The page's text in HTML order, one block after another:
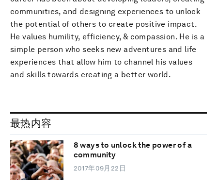
communities, and designing experiences to unlock
the potential of others to create positive impact.
He values humility, efficiency, & compassion. He is a
simple person who seeks new adventures and life
experiences that allow him to channel his values
and skills towards creating a better world.
最热内容
8 ways to unlock the power of a
community
2017年09月22日